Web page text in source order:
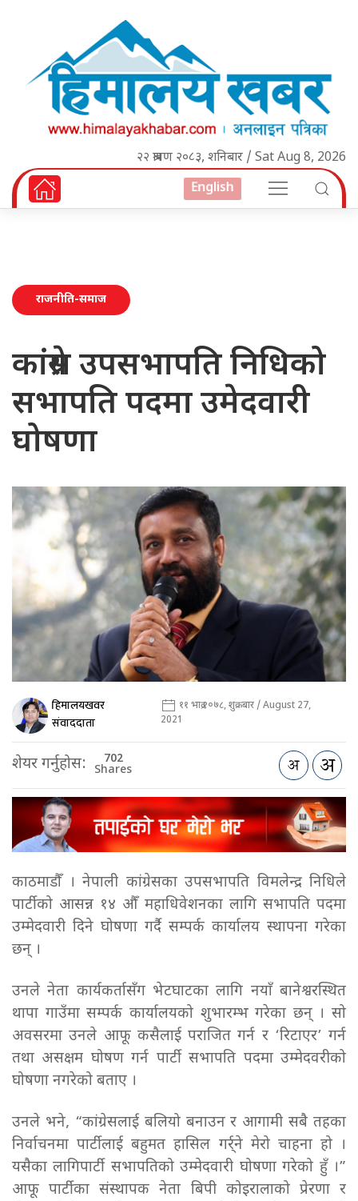
२२ श्रावण २०८३, शनिबार / Sat Aug 8, 2026
English
राजनीति-समाज
कांग्रेस उपसभापति निधिको
सभापति पदमा उमेदवारी
घोषणा
हिमालयखवर
संवाददाता
११ भाद्र २०७८, शुक्रबार / August 27,
2021
शेयर गर्नुहोस: 702
Shares
काठमाडौँ । नेपाली कांग्रेसका उपसभापति विमलेन्द्र निधिले
पार्टीको आसन्न १४ औँ महाधिवेशनका लागि सभापति पदमा
उम्मेदवारी दिने घोषणा गर्दै सम्पर्क कार्यालय स्थापना गरेका
छन् ।
उनले नेता कार्यकर्तासँग भेटघाटका लागि नयाँ बानेश्वरस्थित
थापा गाउँमा सम्पर्क कार्यालयको शुभारम्भ गरेका छन् । सो
अवसरमा उनले आफू कसैलाई पराजित गर्न र ‘रिटाएर’ गर्न
तथा असक्षम घोषण गर्न पार्टी सभापति पदमा उम्मेदवरीको
घोषणा नगरेको बताए ।
उनले भने, “कांग्रेसलाई बलियो बनाउन र आगामी सबै तहका
निर्वाचनमा पार्टीलाई बहुमत हासिल गर्र्ने मेरो चाहना हो ।
यसैका लागिपार्टी सभापतिको उम्मेदवारी घोषणा गरेको हुँ ।”
आफू पार्टीका संस्थापक नेता बिपी कोइरालाको प्रेरणा र